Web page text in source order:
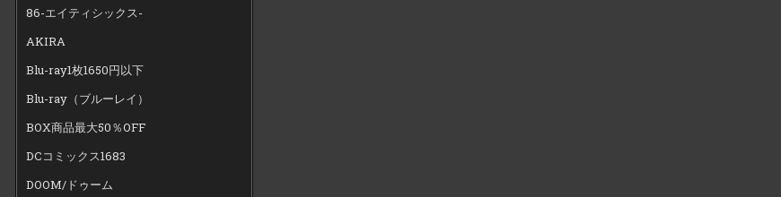
86-エイティシックス-
AKIRA
Blu-ray1枚1650円以下
Blu-ray（ブルーレイ）
BOX商品最大50％OFF
DCコミックス1683
DOOM/ドゥーム